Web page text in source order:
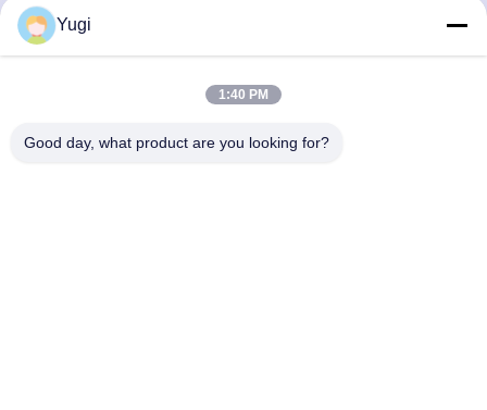
Zimmer 502, Gebäude 5, Immobilienpark Qide, Nr. 2-1,
Yugi
1:40 PM
Good day, what product are you looking for?